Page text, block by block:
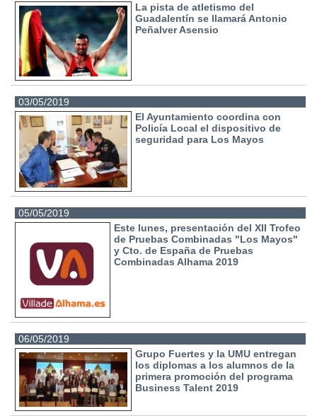
La pista de atletismo del
Guadalentín se llamará Antonio
Peñalver Asensio
03/05/2019
El Ayuntamiento coordina con
Policía Local el dispositivo de
seguridad para Los Mayos
05/05/2019
Este lunes, presentación del XII Trofeo
de Pruebas Combinadas "Los Mayos"
y Cto. de España de Pruebas
Combinadas Alhama 2019
06/05/2019
Grupo Fuertes y la UMU entregan
los diplomas a los alumnos de la
primera promoción del programa
Business Talent 2019